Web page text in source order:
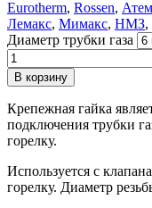
Eurotherm, Rossen, Атем
Лемакс, Мимакс, НМЗ,
Диаметр трубки газа
Количество
товара
Гайка
пилотной
горелки
В корзину
Крепежная гайка
подключения трубки
горелку.
Используется с
горелку. Диаметр